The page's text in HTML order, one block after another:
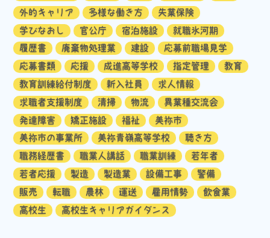
外的キャリア
多様な働き方
失業保険
学びなおし
官公庁 宿泊施設
就職氷河期
履歴書
廃棄物処理業 建設
応募前職場見学
応募書類
応援 成進高等学校 指定管理
教育
教育訓練給付制度
新入社員
求人情報
求職者支援制度
清掃 物流
異業種交流会
発達障害
矯正施設 福祉
美祢市
美祢市の事業所
美祢青嶺高等学校
聴き方
職務経歴書
職業人講話 職業訓練
若年者
若者応援
製造 製造業 設備工事
警備
販売
転職 農林 運送 雇用情勢
飲食業
高校生
高校生キャリアガイダンス